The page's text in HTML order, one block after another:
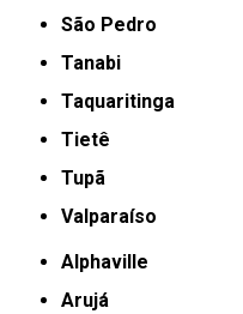
São Pedro
Tanabi
Taquaritinga
Tietê
Tupã
Valparaíso
Alphaville
Arujá